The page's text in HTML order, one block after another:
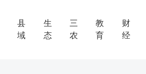
县
域
生
态
三
农
教
育
财
经